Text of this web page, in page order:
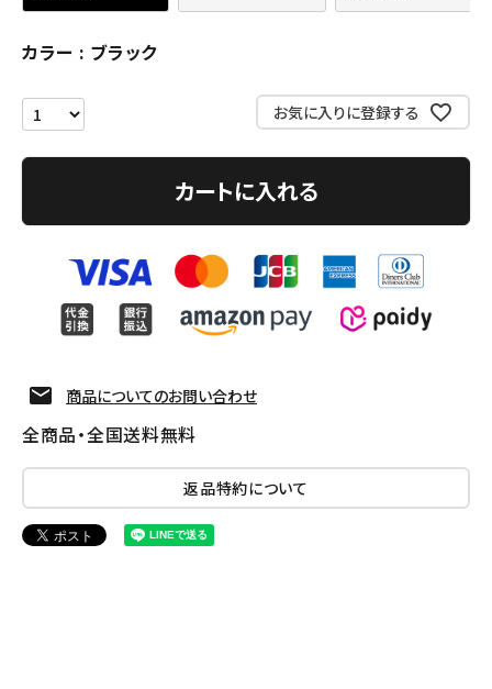
meeting_room
カラー ブラック
お気に入りに登録する
カートに入れる
商品についてのお問い合わせ
全商品・全国送料無料
返品特約について